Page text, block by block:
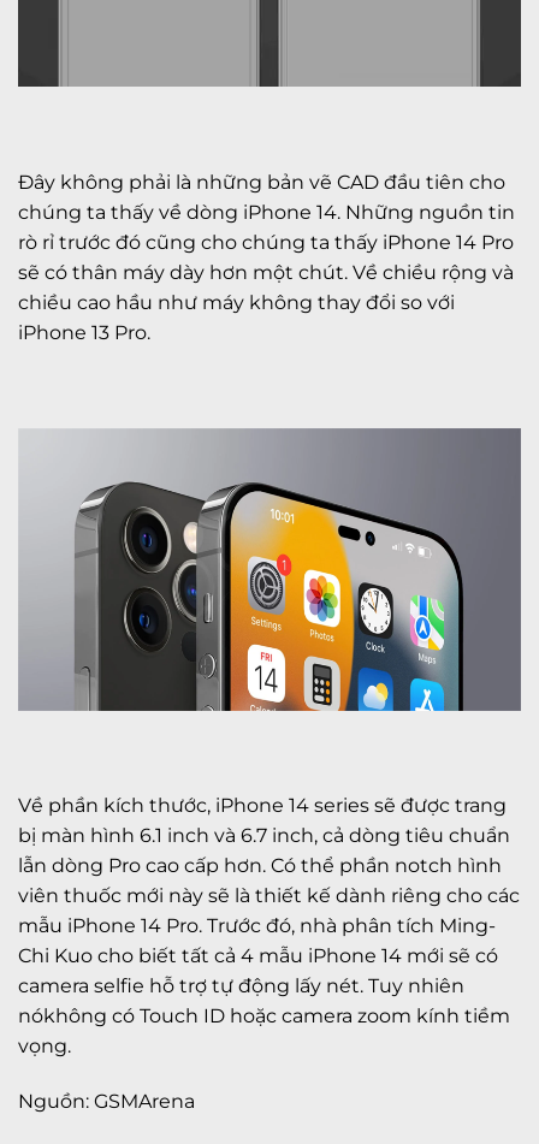
Đây không phải là những bản vẽ CAD đầu tiên cho
chúng ta thấy về dòng iPhone 14. Những nguồn tin
rò rỉ trước đó cũng cho chúng ta thấy iPhone 14 Pro
sẽ có thân máy dày hơn một chút. Về chiều rộng và
chiều cao hầu như máy không thay đổi so với
iPhone 13 Pro.
Về phần kích thước, iPhone 14 series sẽ được trang
bị màn hình 6.1 inch và 6.7 inch, cả dòng tiêu chuẩn
lẫn dòng Pro cao cấp hơn. Có thể phần notch hình
viên thuốc mới này sẽ là thiết kế dành riêng cho các
mẫu iPhone 14 Pro. Trước đó, nhà phân tích Ming-
Chi Kuo cho biết tất cả 4 mẫu iPhone 14 mới sẽ có
camera selfie hỗ trợ tự động lấy nét. Tuy nhiên
nókhông có Touch ID hoặc camera zoom kính tiềm
vọng.
Nguồn: GSMArena